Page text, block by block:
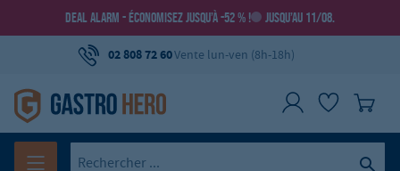
DEAL ALARM - ÉCONOMISEZ JUSQU’À -52 % ! JUSQU’AU 11/08.
02 808 72 60Vente lun-ven (8h-18h)